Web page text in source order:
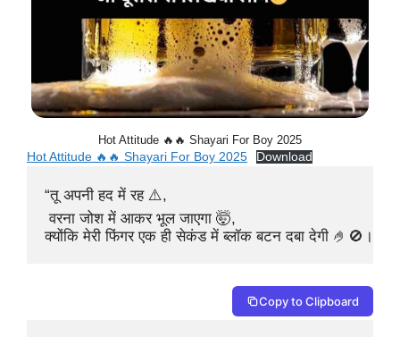
Hot Attitude 🔥🔥 Shayari For Boy 2025
Hot Attitude 🔥🔥 Shayari For Boy 2025
Download
“तू अपनी हद में रह ⚠️,
वरना जोश में आकर भूल जाएगा 🤯,
क्योंकि मेरी फिंगर एक ही सेकंड में ब्लॉक बटन दबा देगी 🤌🚫।”
Copy to Clipboard